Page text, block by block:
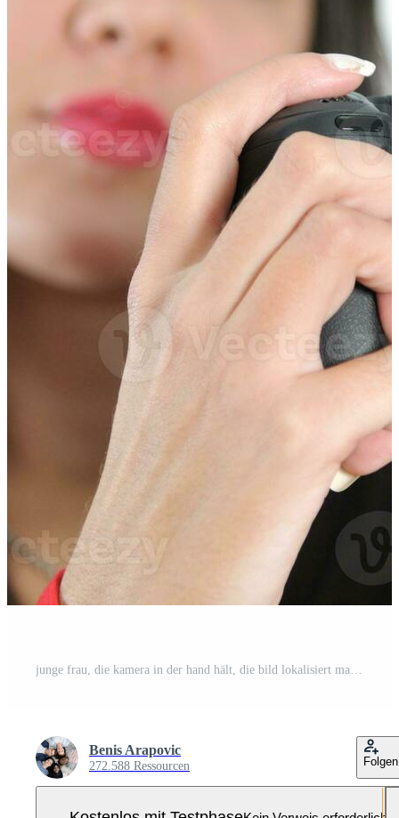
Benis Arapovic
272.588 Ressourcen Folgen